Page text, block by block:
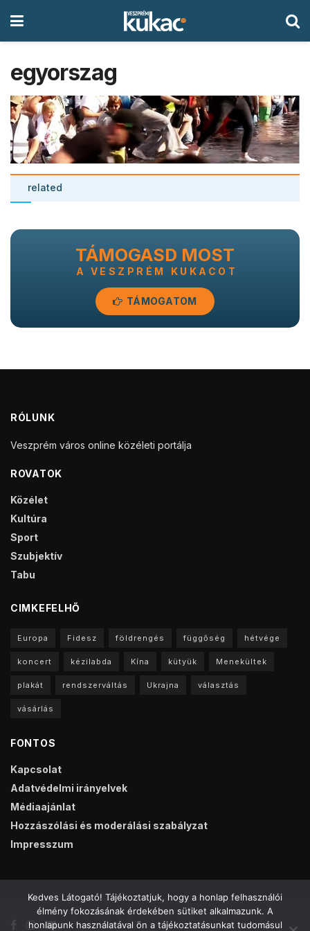
egyorszag
related
TÁMOGASD MOST
A VESZPRÉM KUKACOT
TÁMOGATOM
RÓLUNK
Veszprém város online közéleti portálja
ROVATOK
Közélet
Kultúra
Sport
Szubjektív
Tabu
CIMKEFELHŐ
Europa Fidesz földrengés függőség hétvége
koncert kézilabda Kína kütyük Menekültek
plakát rendszerváltás Ukrajna választás
vásárlás
FONTOS
Kapcsolat
Adatvédelmi irányelvek
Médiaajánlat
Hozzászólási és moderálási szabályzat
Impresszum
Kedves Látogató! Tájékoztatjuk, hogy a honlap felhasználói
élmény fokozásának érdekében sütiket alkalmazunk. A
honlapunk használatával ön a tájékoztatásunkat tudomásul